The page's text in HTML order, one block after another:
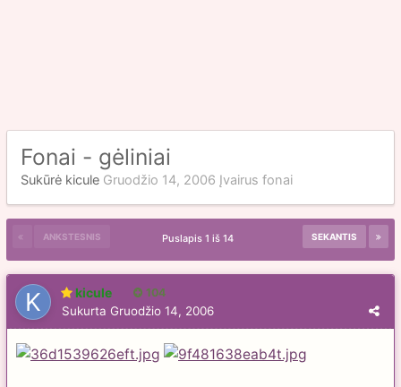
Fonai - gėliniai
Sukūrė kicule Gruodžio 14, 2006 Įvairus fonai
ANKSTESNIS SEKANTIS
Puslapis 1 iš 14
kicule 104
Sukurta Gruodžio 14, 2006